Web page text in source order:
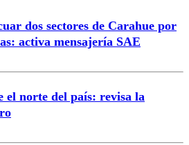
dos sectores de Carahue por
activa mensajería SAE
el norte del país: revisa la